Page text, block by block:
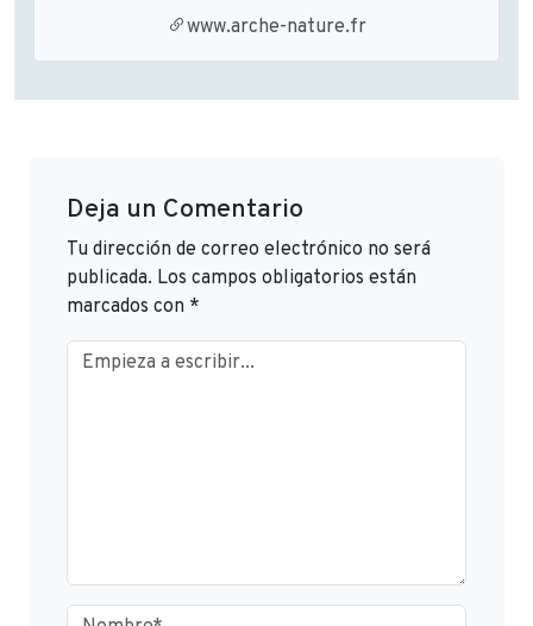
www.arche-nature.fr
Deja un Comentario
Tu dirección de correo electrónico no será
publicada. Los campos obligatorios están
marcados con *